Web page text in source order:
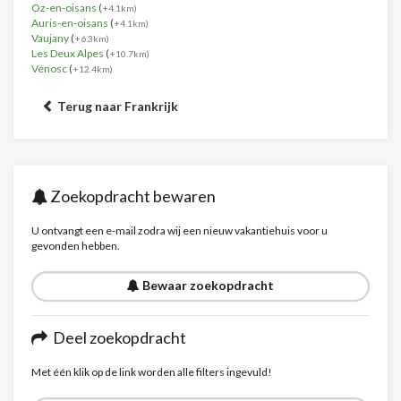
Oz-en-oisans (+4.1km)
Auris-en-oisans (+4.1km)
Vaujany (+6.3km)
Les Deux Alpes (+10.7km)
Vénosc (+12.4km)
Terug naar Frankrijk
Zoekopdracht bewaren
U ontvangt een e-mail zodra wij een nieuw vakantiehuis voor u
gevonden hebben.
Bewaar zoekopdracht
Deel zoekopdracht
Met één klik op de link worden alle filters ingevuld!